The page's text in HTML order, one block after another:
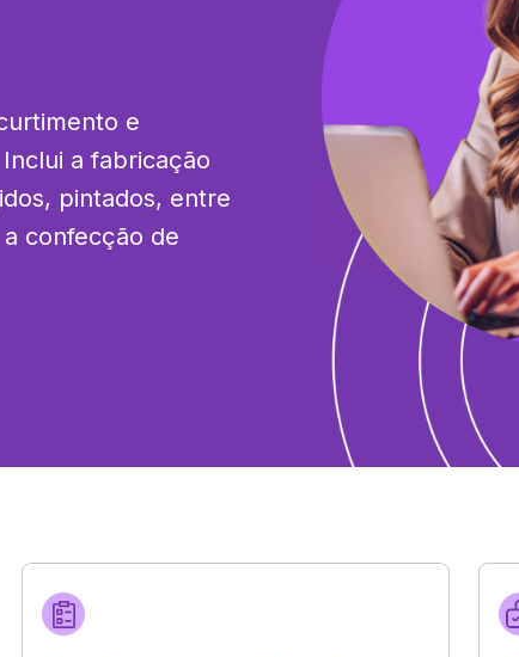
e
a fabricação
pintados, entre
confecção de